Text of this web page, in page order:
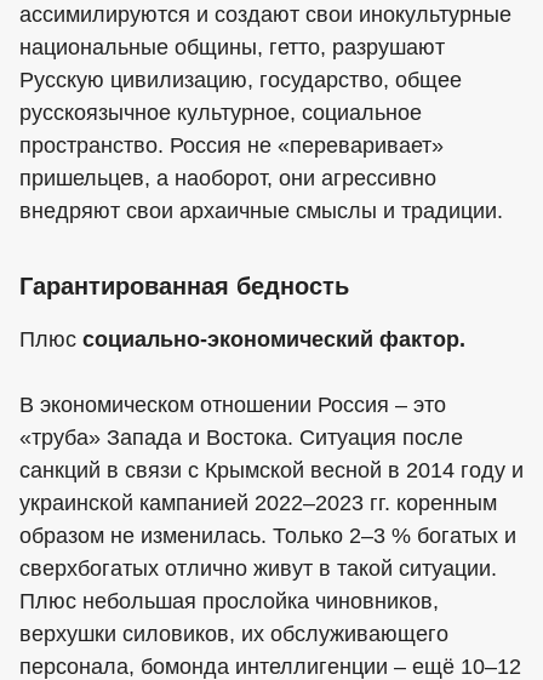
ассимилируются и создают свои инокультурные
национальные общины, гетто, разрушают
Русскую цивилизацию, государство, общее
русскоязычное культурное, социальное
пространство. Россия не «переваривает»
пришельцев, а наоборот, они агрессивно
внедряют свои архаичные смыслы и традиции.
Гарантированная бедность
Плюс социально-экономический фактор.
В экономическом отношении Россия – это
«труба» Запада и Востока. Ситуация после
санкций в связи с Крымской весной в 2014 году и
украинской кампанией 2022–2023 гг. коренным
образом не изменилась. Только 2–3 % богатых и
сверхбогатых отлично живут в такой ситуации.
Плюс небольшая прослойка чиновников,
верхушки силовиков, их обслуживающего
персонала, бомонда интеллигенции – ещё 10–12